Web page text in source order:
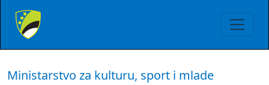
Ministarstvo za kulturu, sport i mlade